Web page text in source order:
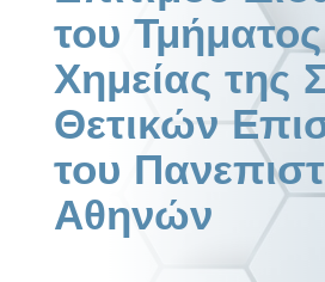
του Τμήματος
Χημείας της
Θετικών
του
Αθηνών